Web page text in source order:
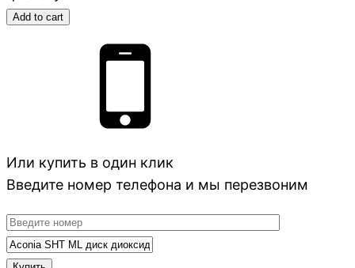
Add to cart
Или купить в один клик
Введите номер телефона и мы перезвоним